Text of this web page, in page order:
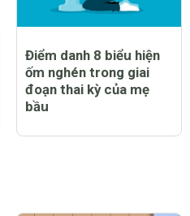
Điểm danh 8 biểu hiện
ốm nghén trong giai
đoạn thai kỳ của mẹ
bầu